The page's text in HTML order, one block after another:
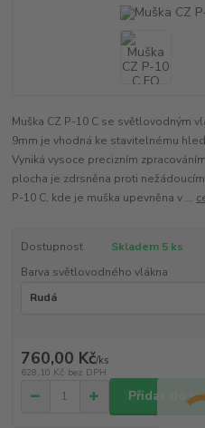
Muška CZ P-10 C se světlovodným
9mm je vhodná ke stavitelnému
Vyniká vysoce precizním
plocha je zdrsněna proti
P-10 C, kde je muška upevněna v ...
Dostupnost
Skladem 5 ks
Barva světlovodného vlákna
760,00 Kč/ks
628,10 Kč bez DPH
Přidat do